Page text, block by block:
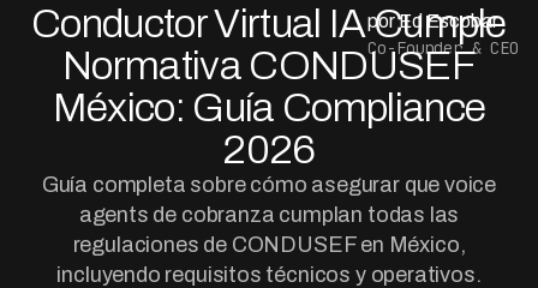
Conductor Virtual IA Cumple
Normativa CONDUSEF
México: Guía Compliance
2026
Guía completa sobre cómo asegurar que voice
agents de cobranza cumplan todas las
regulaciones de CONDUSEF en México,
incluyendo requisitos técnicos y operativos.
por Ed Escobar
Co-Founder & CEO